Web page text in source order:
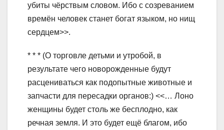
убиты чёрствым словом. Ибо с созреванием
времён человек станет богат языком, но нищ
сердцем>>.
* * * (О торговле детьми и утробой, в
результате чего новорожденные будут
расцениваться как подопытные животные и
запчасти для пересадки органов:) <<… Лоно
женщины будет столь же бесплодно, как
речная земля. И это будет ещё благом, ибо